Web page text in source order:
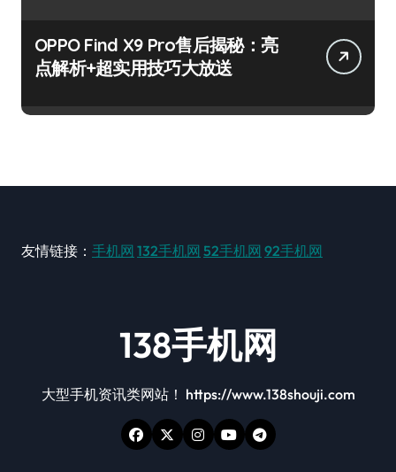
OPPO Find X9 Pro售后揭秘：亮
点解析+超实用技巧大放送
友情链接： 手机网 132手机网 52手机网 92手机网
138手机网
大型手机资讯类网站！ https://www.138shouji.com